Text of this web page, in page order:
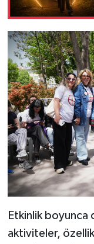
Etkinlik boyunca
aktiviteler,